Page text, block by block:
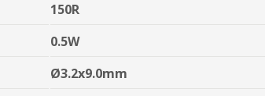
150R
0.5W
Ø3.2x9.0mm